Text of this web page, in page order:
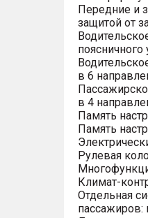
Передние и
защитой от
поясничного
в 6
в 4
Память
Память
Рулевая
Климат-
Отдельная
пассажиров: